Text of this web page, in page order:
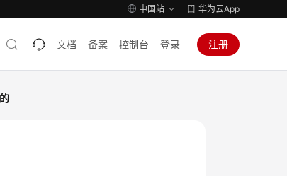
中国站 华为云App
文档 备案 控制台 登录 注册